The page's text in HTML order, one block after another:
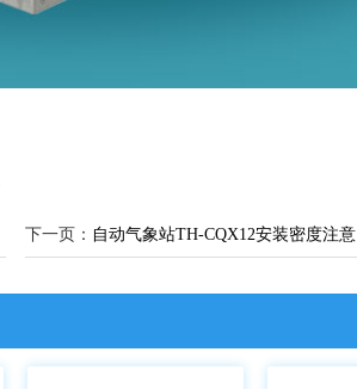
下一页： 自动气象站TH-CQX12安装密度注意